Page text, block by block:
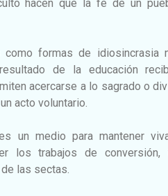
hacen que la fe de un
formas de idiosincrasia
de la educación
acercarse a lo sagrado o
acto voluntario.
un medio para mantener
los trabajos de
las sectas.